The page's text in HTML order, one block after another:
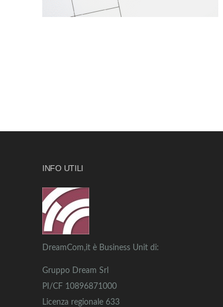
INFO UTILI
DreamCom,it è Business Unit di:
Gruppo Dream Srl
PI/CF 10896871000
Licenza regionale 633